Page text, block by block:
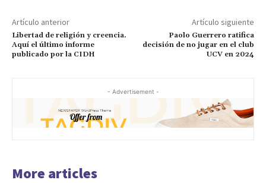
Artículo anterior
Libertad de religión y creencia.
Aquí el último informe
publicado por la CIDH
Artículo siguiente
Paolo Guerrero ratifica
decisión de no jugar en el club
UCV en 2024
- Advertisement -
More articles